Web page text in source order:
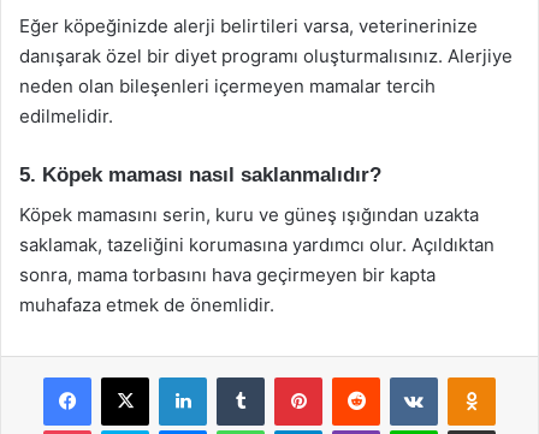
Eğer köpeğinizde alerji belirtileri varsa, veterinerinize
danışarak özel bir diyet programı oluşturmalısınız. Alerjiye
neden olan bileşenleri içermeyen mamalar tercih
edilmelidir.
5. Köpek maması nasıl saklanmalıdır?
Köpek mamasını serin, kuru ve güneş ışığından uzakta
saklamak, tazeliğini korumasına yardımcı olur. Açıldıktan
sonra, mama torbasını hava geçirmeyen bir kapta
muhafaza etmek de önemlidir.
Facebook
X LinkedInTumblr PinterestReddit VKontakte
Pocket Skype MessengerWhatsAppTelegramViber Line E-Posta ile